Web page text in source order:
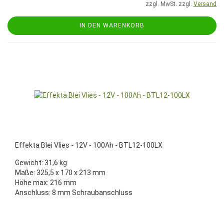
zzgl. MwSt. zzgl. Versand
IN DEN WARENKORB
Effekta Blei Vlies - 12V - 100Ah - BTL12-100LX
Gewicht: 31,6 kg
Maße: 325,5 x 170 x 213 mm
Höhe max: 216 mm
Anschluss: 8 mm Schraubanschluss